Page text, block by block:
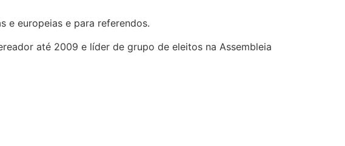
e europeias e para referendos.
até 2009 e líder de grupo de eleitos na Assembleia